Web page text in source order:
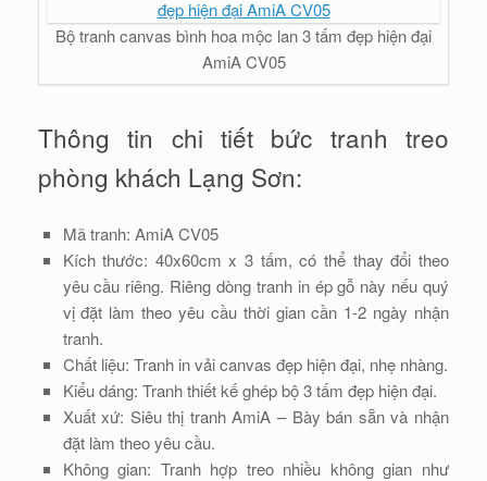
Bộ tranh canvas bình hoa mộc lan 3 tấm đẹp hiện đại
AmiA CV05
Thông tin chi tiết bức tranh treo
phòng khách Lạng Sơn:
Mã tranh: AmiA CV05
Kích thước: 40x60cm x 3 tấm, có thể thay đổi theo
yêu cầu riêng. Riêng dòng tranh in ép gỗ này nếu quý
vị đặt làm theo yêu cầu thời gian cần 1-2 ngày nhận
tranh.
Chất liệu: Tranh in vải canvas đẹp hiện đại, nhẹ nhàng.
Kiểu dáng: Tranh thiết kế ghép bộ 3 tấm đẹp hiện đại.
Xuất xứ: Siêu thị tranh AmiA – Bày bán sẵn và nhận
đặt làm theo yêu cầu.
Không gian: Tranh hợp treo nhiều không gian như